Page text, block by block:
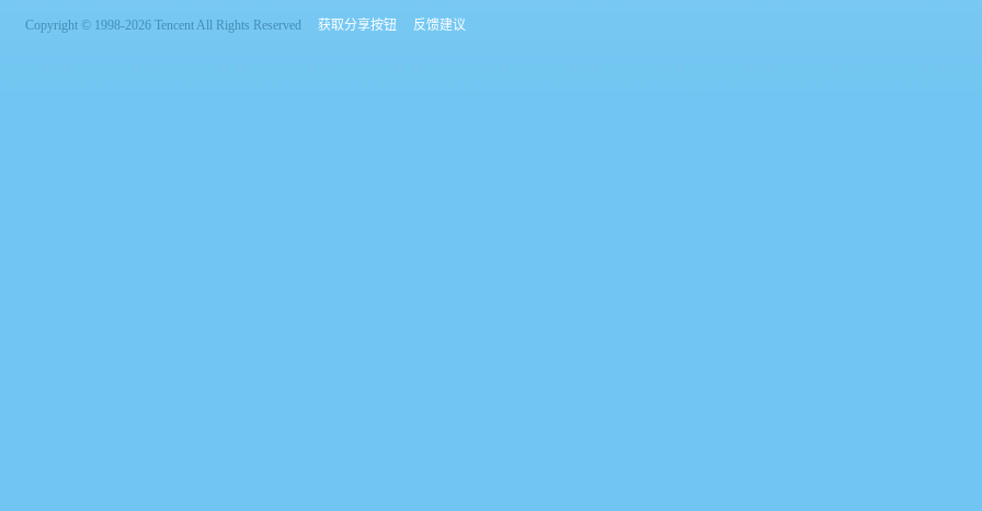
Copyright © 1998-2026 Tencent All Rights Reserved 获取分享按钮 反馈建议